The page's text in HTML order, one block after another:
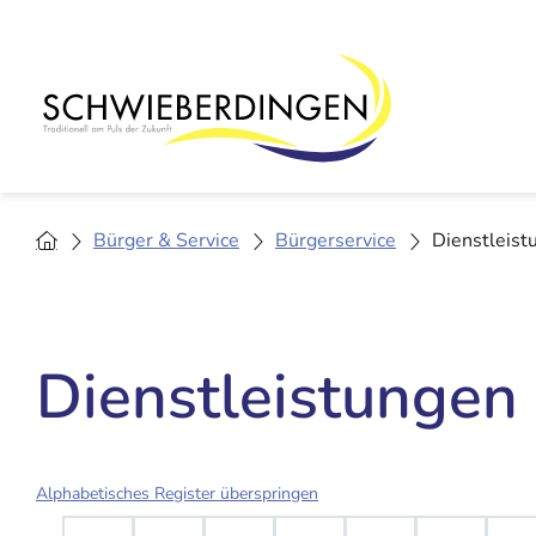
Bürger & Service Bürgerservice
Dienstleistungen
Alphabetisches Register überspringen